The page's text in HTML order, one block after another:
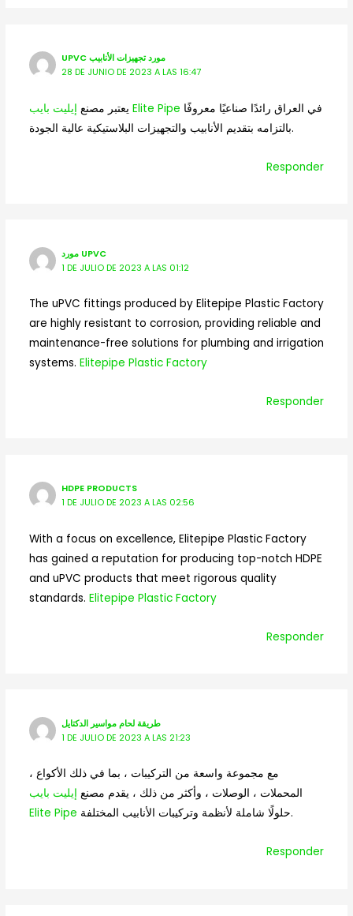
UPVC مورد تجهيزات الأنابيب
28 DE JUNIO DE 2023 A LAS 16:47
يعتبر مصنع إيليت بايب Elite Pipe
بالتزامه بتقديم الأنابيب والتجهيزات البلاستيكية عالية الجودة.
Responder
مورد UPVC
1 DE JULIO DE 2023 A LAS 01:12
The uPVC fittings produced by Elitepipe Plastic Factory
are highly resistant to corrosion, providing reliable and
maintenance-free solutions for plumbing and irrigation
systems. Elitepipe Plastic Factory
Responder
HDPE PRODUCTS
1 DE JULIO DE 2023 A LAS 02:56
With a focus on excellence, Elitepipe Plastic Factory
has gained a reputation for producing top-notch HDPE
and uPVC products that meet rigorous quality
standards. Elitepipe Plastic Factory
Responder
طريقة لحام مواسير الدكتايل
1 DE JULIO DE 2023 A LAS 21:23
مع مجموعة واسعة من التركيبات ، بما في ذلك الأكواع ،
المحملات ، الوصلات ، وأكثر من ذلك ، يقدم مصنع إيليت بايب
Elite Pipe
حلولًا شاملة لأنظمة وتركيبات الأنابيب المختلفة.
Responder